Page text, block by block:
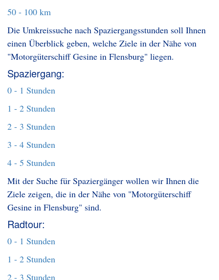
50 - 100 km
Die Umkreissuche nach Spaziergangsstunden soll Ihnen
einen Überblick geben, welche Ziele in der Nähe von
"Motorgüterschiff Gesine in Flensburg" liegen.
Spaziergang:
0 - 1 Stunden
1 - 2 Stunden
2 - 3 Stunden
3 - 4 Stunden
4 - 5 Stunden
Mit der Suche für Spaziergänger wollen wir Ihnen die
Ziele zeigen, die in der Nähe von "Motorgüterschiff
Gesine in Flensburg" sind.
Radtour:
0 - 1 Stunden
1 - 2 Stunden
2 - 3 Stunden